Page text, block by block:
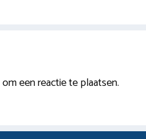
om een reactie te plaatsen.